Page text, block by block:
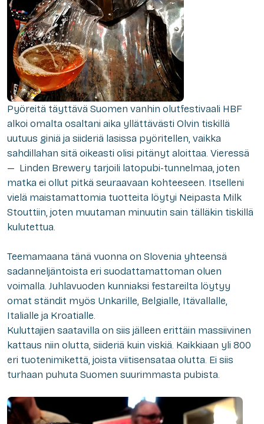
Pyöreitä täyttävä Suomen vanhin olutfestivaali HBF
alkoi omalta osaltani aika yllättävästi Olvin tiskillä
uutuus giniä ja siideriä lasissa pyöritellen, vaikka
sahdillahan sitä oikeasti olisi pitänyt aloittaa. Vieressä
— Linden Brewery tarjoili latopubi-tunnelmaa, joten
matka ei ollut pitkä seuraavaan kohteeseen. Itselleni
vielä maistamattomia tuotteita löytyi Neipasta Milk
Stouttiin, joten muutaman minuutin sain tälläkin tiskillä
kulutettua.
Teemamaana tänä vuonna on Slovenia yhteensä
sadanneljäntoista eri suodattamattoman oluen
voimalla. Juhlavuoden kunniaksi festareilta löytyy
omat ständit myös Unkarille, Belgialle, Itävallalle,
Italialle ja Kroatialle.
Kuluttajien saatavilla on siis jälleen erittäin massiivinen
kattaus niin olutta, siideriä kuin viskiä. Kaikkiaan yli 800
eri tuotenimikettä, joista viitisensataa olutta. Ei siis
turhaan puhuta Suomen suurimmasta pubista.